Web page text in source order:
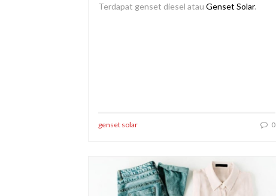
Terdapat genset diesel atau Genset Solar.
genset solar 0